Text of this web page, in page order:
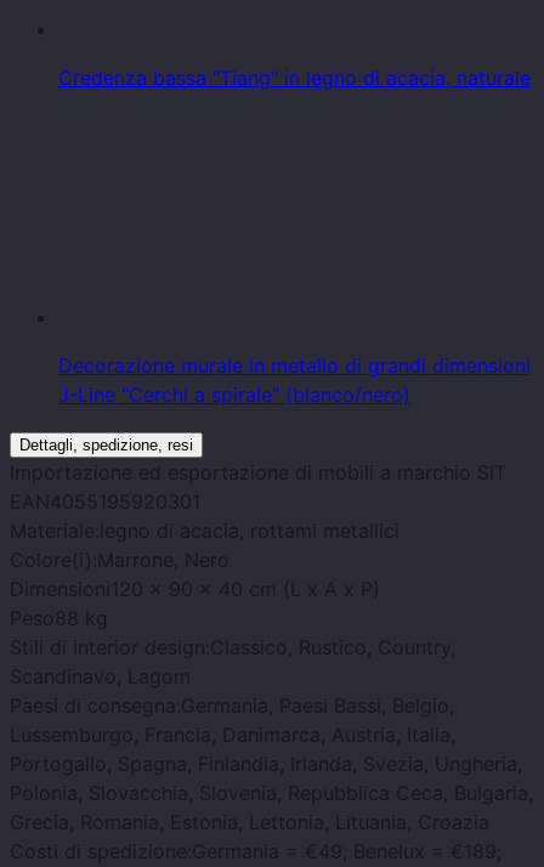
Credenza bassa "Tiang" in legno di acacia, naturale
Decorazione murale in metallo di grandi dimensioni
J-Line "Cerchi a spirale" (bianco/nero)
Dettagli, spedizione, resi
Importazione ed esportazione di mobili a marchio SIT
EAN4055195920301
Materiale: legno di acacia, rottami metallici
Colore(i):Marrone, Nero
Dimensioni 120 x 90 x 40 cm (L x A x P)
Peso88 kg
Stili di interior design:Classico, Rustico, Country,
Scandinavo, Lagom
Paesi di consegna:Germania, Paesi Bassi, Belgio,
Lussemburgo, Francia, Danimarca, Austria, Italia,
Portogallo, Spagna, Finlandia, Irlanda, Svezia, Ungheria,
Polonia, Slovacchia, Slovenia, Repubblica Ceca, Bulgaria,
Grecia, Romania, Estonia, Lettonia, Lituania, Croazia
Costi di spedizione:Germania = €49; Benelux = €189;